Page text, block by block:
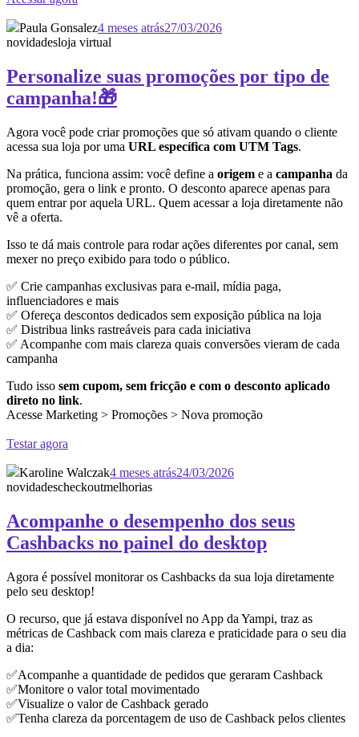
Paula Gonsalez4 meses atrás27/03/2026
novidadesloja virtual
Personalize suas promoções por tipo de
campanha!🎁
Agora você pode criar promoções que só ativam quando o cliente
acessa sua loja por uma URL específica com UTM Tags.
Na prática, funciona assim: você define a origem e a campanha da
promoção, gera o link e pronto. O desconto aparece apenas para
quem entrar por aquela URL. Quem acessar a loja diretamente não
vê a oferta.
Isso te dá mais controle para rodar ações diferentes por canal, sem
mexer no preço exibido para todo o público.
✅ Crie campanhas exclusivas para e-mail, mídia paga,
influenciadores e mais
✅ Ofereça descontos dedicados sem exposição pública na loja
✅ Distribua links rastreáveis para cada iniciativa
✅ Acompanhe com mais clareza quais conversões vieram de cada
campanha
Tudo isso sem cupom, sem fricção e com o desconto aplicado
direto no link.
Acesse Marketing > Promoções > Nova promoção
Testar agora
Karoline Walczak4 meses atrás24/03/2026
novidadescheckoutmelhorias
Acompanhe o desempenho dos seus
Cashbacks no painel do desktop
Agora é possível monitorar os Cashbacks da sua loja diretamente
pelo seu desktop!
O recurso, que já estava disponível no App da Yampi, traz as
métricas de Cashback com mais clareza e praticidade para o seu dia
a dia:
✅Acompanhe a quantidade de pedidos que geraram Cashback
✅Monitore o valor total movimentado
✅Visualize o valor de Cashback gerado
✅Tenha clareza da porcentagem de uso de Cashback pelos clientes